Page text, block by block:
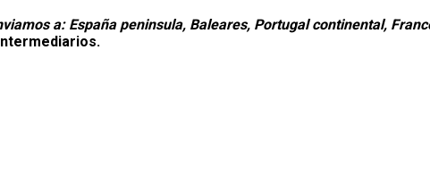
a: España peninsula, Baleares, Portugal continental,